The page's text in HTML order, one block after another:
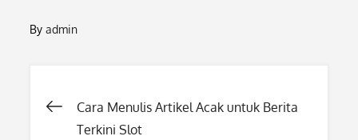
Byadmin
Post
Cara Menulis Artikel Acak untuk Berita
Terkini Slot